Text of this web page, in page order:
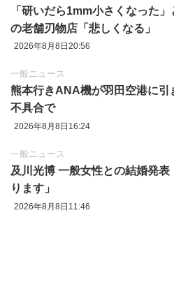
「研いだら1mm小さくなった」
の老舗刃物店「悲しくなる」
2026年8月8日20:56
一般ニュース
熊本行きANA機が羽田空港に引
不具合で
2026年8月8日16:24
一般ニュース
及川光博 一般女性との結婚発
ります」
2026年8月8日11:46